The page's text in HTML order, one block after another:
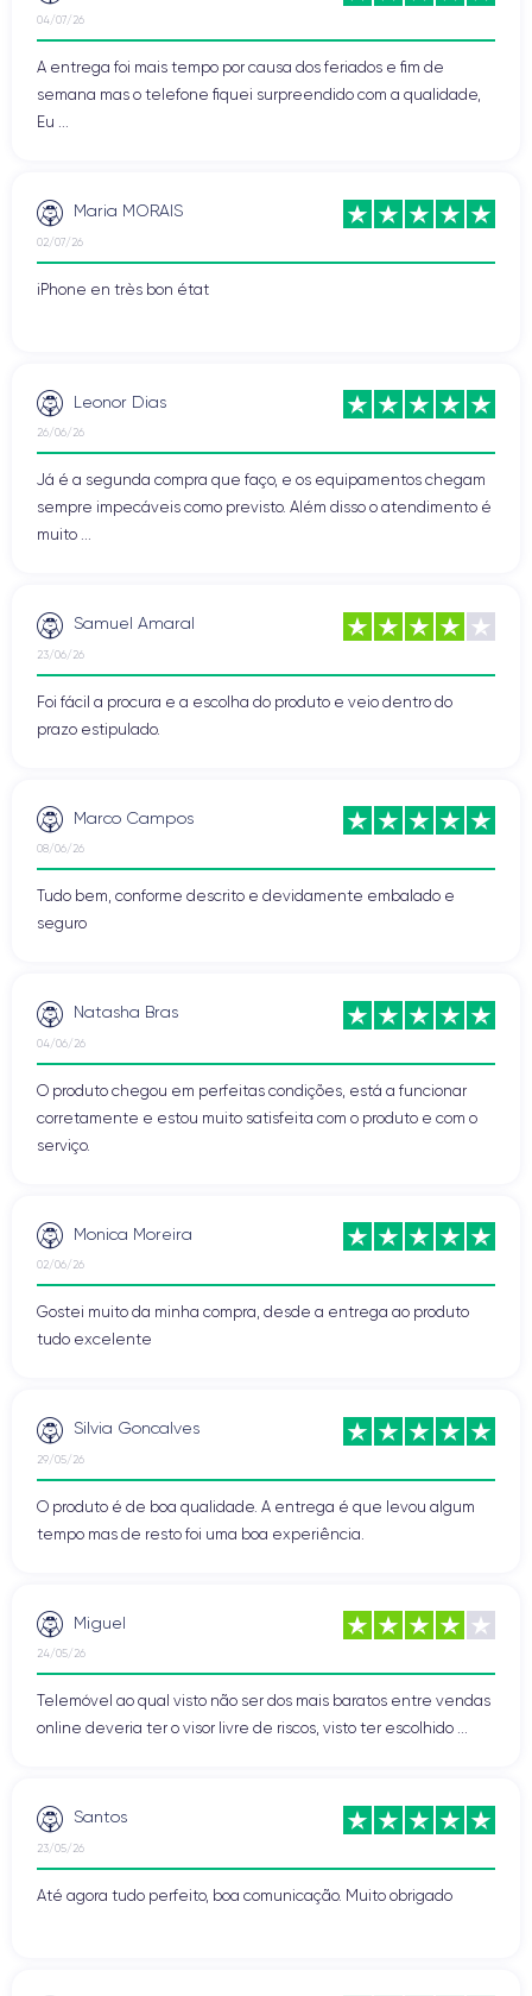
04/07/26
A entrega foi mais tempo por causa dos feriados e fim de
semana mas o telefone fiquei surpreendido com a qualidade,
Eu ...
Maria MORAIS
02/07/26
iPhone en très bon état
Leonor Dias
26/06/26
Já é a segunda compra que faço, e os equipamentos chegam
sempre impecáveis como previsto. Além disso o atendimento é
muito ...
Samuel Amaral
23/06/26
Foi fácil a procura e a escolha do produto e veio dentro do
prazo estipulado.
Marco Campos
08/06/26
Tudo bem, conforme descrito e devidamente embalado e
seguro
Natasha Bras
04/06/26
O produto chegou em perfeitas condições, está a funcionar
corretamente e estou muito satisfeita com o produto e com o
serviço.
Monica Moreira
02/06/26
Gostei muito da minha compra, desde a entrega ao produto
tudo excelente
Silvia Goncalves
29/05/26
O produto é de boa qualidade. A entrega é que levou algum
tempo mas de resto foi uma boa experiência.
Miguel
24/05/26
Telemóvel ao qual visto não ser dos mais baratos entre vendas
online deveria ter o visor livre de riscos, visto ter escolhido ...
Santos
23/05/26
Até agora tudo perfeito, boa comunicação. Muito obrigado